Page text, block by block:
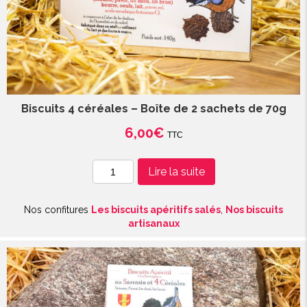
Biscuits 4 céréales – Boîte de 2 sachets de 70g
6,00€ TTC
quantité
de
4
céréales
-
Boîte
de
2
Lire la suite
Nos confitures Les biscuits apéritifs salés Nos biscuits
artisanaux